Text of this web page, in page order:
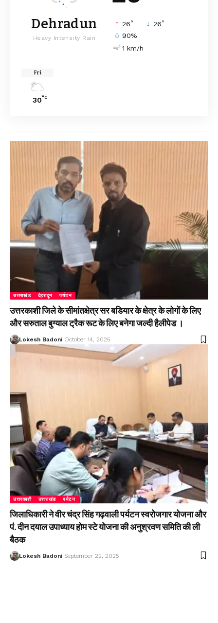
Dehradun
Heavy Intensity Rain
26° 26°
90%
1 km/h
Fri
30°C
उत्तराखंड देहरादून पर्यटन
उत्तरकाशी जिले के सीमांतक्षेत्र सर बडियार के क्षेत्र के लोगों के लिए
और सरुताल बुग्याल ट्रैक रूट के लिए बनेगा जल्दी हैलीपेड ।
Lokesh Badoni October 14, 2025
उत्तरकाशी उत्तराखंड पर्यटन
जिलाधिकारी ने वीर चंद्र सिंह गढ़वाली पर्यटन स्वरोजगार योजना और
पं. दीन दयाल उपाध्याय होम स्टे योजना की अनुश्रवण समिति की ली
बैठक
Lokesh Badoni September 22, 2025